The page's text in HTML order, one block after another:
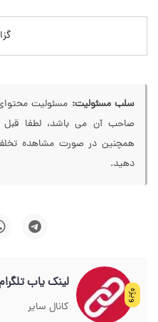
سلب مسئولیت: مسئولیت
صاحب آن می باشد، لطفا قبل
همچنین در صورت مشاهده
دهید.
ویژه
لینک یاب
کانال سایر